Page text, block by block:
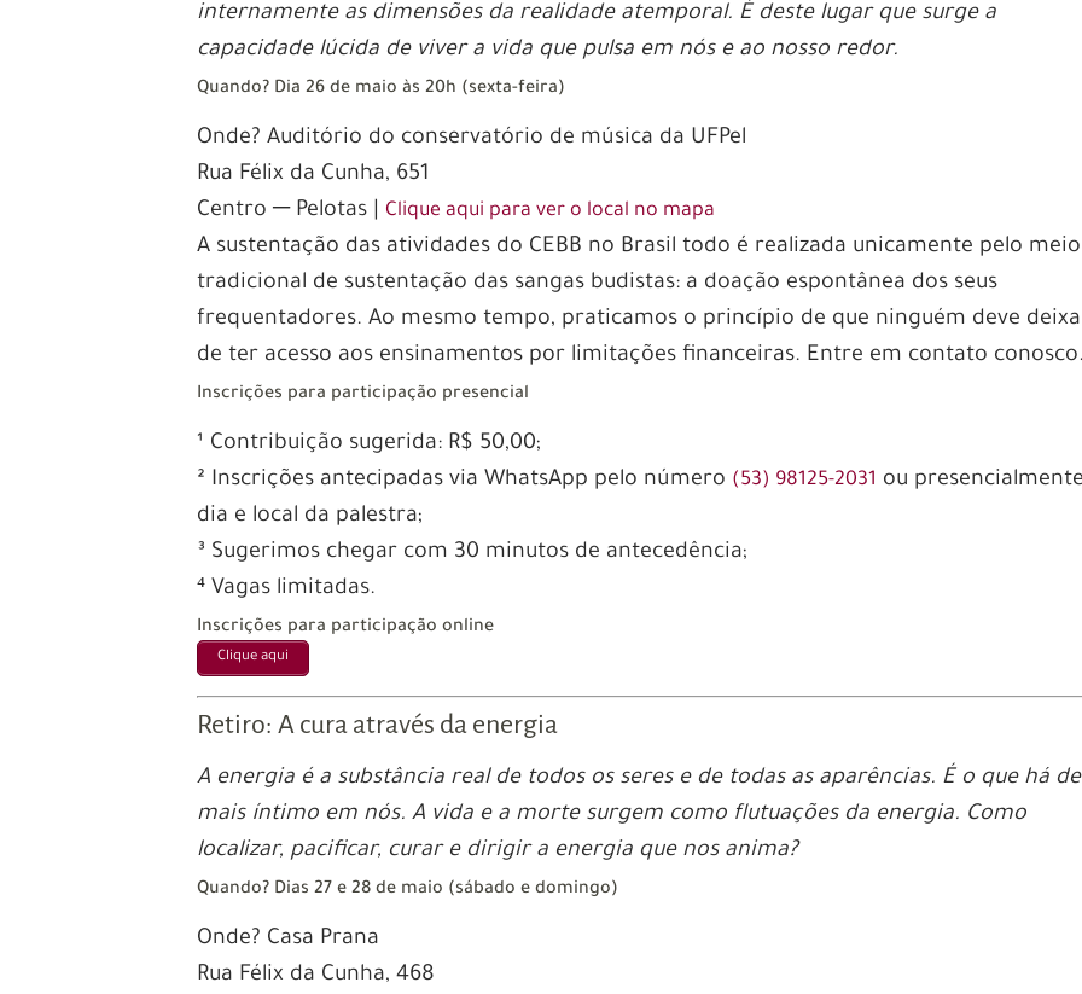
internamente as dimensões da realidade atemporal. É deste lugar que surge a
capacidade lúcida de viver a vida que pulsa em nós e ao nosso redor.
Quando? Dia 26 de maio às 20h (sexta-feira)
Onde? Auditório do conservatório de música da UFPel
Rua Félix da Cunha, 651
Centro ─ Pelotas | Clique aqui para ver o local no mapa
A sustentação das atividades do CEBB no Brasil todo é realizada unicamente pelo meio
tradicional de sustentação das sangas budistas: a doação espontânea dos seus
frequentadores. Ao mesmo tempo, praticamos o princípio de que ninguém deve
de ter acesso aos ensinamentos por limitações financeiras. Entre em contato
Inscrições para participação presencial
¹ Contribuição sugerida: R$ 50,00;
² Inscrições antecipadas via WhatsApp pelo número (53) 98125-2031 ou
dia e local da palestra;
³ Sugerimos chegar com 30 minutos de antecedência;
⁴ Vagas limitadas.
Inscrições para participação online
Clique aqui
Retiro: A cura através da energia
A energia é a substância real de todos os seres e de todas as aparências. É o que há de
mais íntimo em nós. A vida e a morte surgem como flutuações da energia. Como
localizar, pacificar, curar e dirigir a energia que nos anima?
Quando? Dias 27 e 28 de maio (sábado e domingo)
Onde? Casa Prana
Rua Félix da Cunha, 468